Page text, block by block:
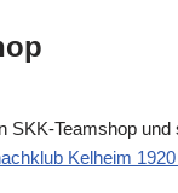
SKK-Teamshop und
Kelheim